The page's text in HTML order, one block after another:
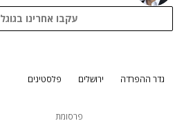
עקבו אחרינו בגוגל
גדר ההפרדה ירושלים פלסטינים
פרסומת